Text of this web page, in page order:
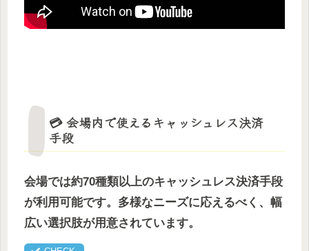
💳 会場内で使えるキャッシュレス決済
手段
会場では約70種類以上のキャッシュレス決済手段
が利用可能です。多様なニーズに応えるべく、幅
広い選択肢が用意されています。